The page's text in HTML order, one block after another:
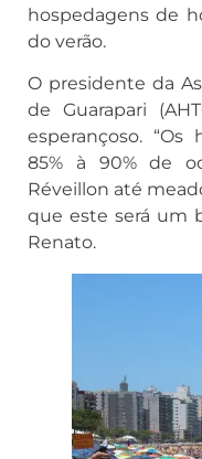
hospedagens de
do verão.
O presidente da
de Guarapari
esperançoso.
85% à 90% de
Réveillon até
que este será um
Renato.